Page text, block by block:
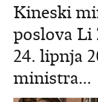
Kineski
poslova
24. lipnja
ministra...